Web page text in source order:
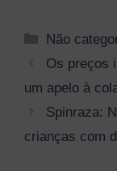
Categorias
Não
Navegação
Os preços
um apelo à
Spinraza:
crianças com